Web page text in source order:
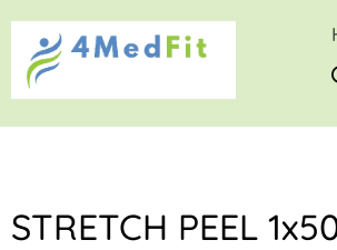
STRETCH PEEL